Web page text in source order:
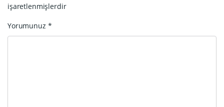
işaretlenmişlerdir
Yorumunuz *